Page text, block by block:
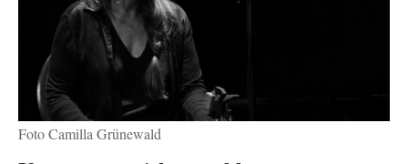
Foto Camilla Grünewald